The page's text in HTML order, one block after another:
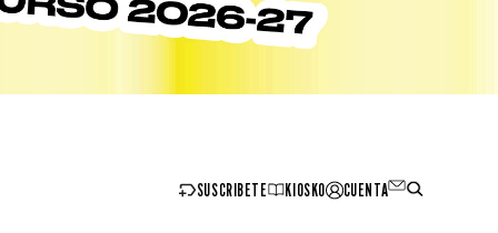
SUSCRIBETE KIOSKO CUENTA